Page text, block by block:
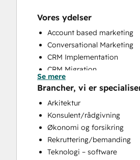
Vores ydelser
Account based marketing
Conversational Marketing
CRM Implementation
CRM Migration
Customer Marketing
Customer Success Training
Customer Support Training
Full Inbound Marketing
HubSpot Onboarding
Sales and Marketing
Sales Coaching and Training
Se mere
Brancher, vi er
Arkitektur
Konsulent/rådgivning
Økonomi og forsikring
Rekruttering/bemanding
Teknologi – software